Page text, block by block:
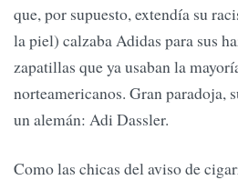
que, por supuesto, extendía su
la piel) calzaba Adidas para sus
zapatillas que ya usaban la
norteamericanos. Gran paradoja,
un alemán: Adi Dassler.
Como las chicas del aviso de